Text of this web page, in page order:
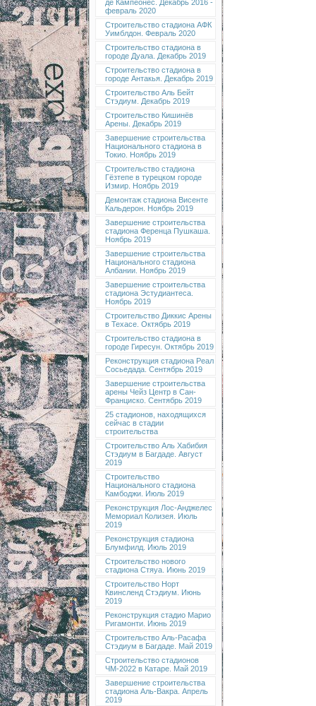
де Кампеонес. Декабрь 2016 -
февраль 2020
Строительство стадиона АФК
Уимблдон. Февраль 2020
Строительство стадиона в
городе Дуала. Декабрь 2019
Строительство стадиона в
городе Антакья. Декабрь 2019
Строительство Аль Бейт
Стэдиум. Декабрь 2019
Строительство Кишинёв
Арены. Декабрь 2019
Завершение строительства
Национального стадиона в
Токио. Ноябрь 2019
Строительство стадиона
Гёзтепе в турецком городе
Измир. Ноябрь 2019
Демонтаж стадиона Висенте
Кальдерон. Ноябрь 2019
Завершение строительства
стадиона Ференца Пушкаша.
Ноябрь 2019
Завершение строительства
Национального стадиона
Албании. Ноябрь 2019
Завершение строительства
стадиона Эстудиантеса.
Ноябрь 2019
Строительство Диккис Арены
в Техасе. Октябрь 2019
Строительство стадиона в
городе Гиресун. Октябрь 2019
Реконструкция стадиона Реал
Сосьедада. Сентябрь 2019
Завершение строительства
арены Чейз Центр в Сан-
Франциско. Сентябрь 2019
25 стадионов, находящихся
сейчас в стадии
строительства
Строительство Аль Хабибия
Стэдиум в Багдаде. Август
2019
Строительство
Национального стадиона
Камбоджи. Июль 2019
Реконструкция Лос-Анджелес
Мемориал Колизея. Июль
2019
Реконструкция стадиона
Блумфилд. Июль 2019
Строительство нового
стадиона Стяуа. Июнь 2019
Строительство Норт
Квинсленд Стэдиум. Июнь
2019
Реконструкция стадио Марио
Ригамонти. Июнь 2019
Строительство Аль-Расафа
Стэдиум в Багдаде. Май 2019
Строительство стадионов
ЧМ-2022 в Катаре. Май 2019
Завершение строительства
стадиона Аль-Вакра. Апрель
2019